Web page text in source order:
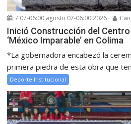
7 07-06:00 agosto 07-06:00 2026
Inició Construcción del
‘México Imparable’ en Colima
*La gobernadora encabezó la
primera piedra de esta obra que
Deporte Institucional